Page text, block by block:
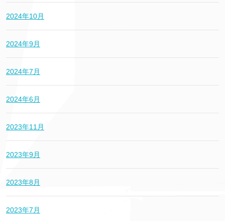
2024年10月
2024年9月
2024年7月
2024年6月
2023年11月
2023年9月
2023年8月
2023年7月